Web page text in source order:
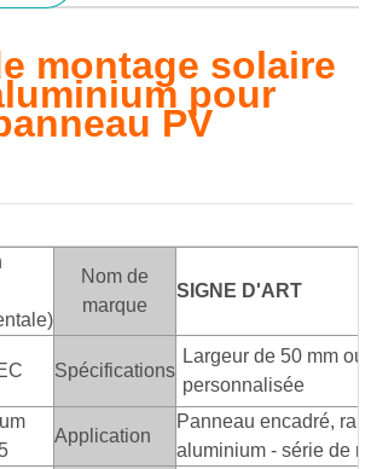
montage solaire
pour
PV
Nom de
marque
SIGNE D'ART
Spécifications
Largeur de 50 mm ou
personnalisée
Application
Panneau encadré, rail
aluminium - série de